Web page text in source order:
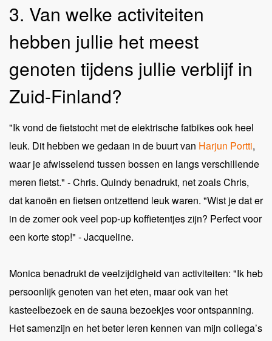
3. Van welke activiteiten
hebben jullie het meest
genoten tijdens jullie verblijf in
Zuid-Finland?
"Ik vond de fietstocht met de elektrische fatbikes ook heel
leuk. Dit hebben we gedaan in de buurt van Harjun Portti,
waar je afwisselend tussen bossen en langs verschillende
meren fietst." - Chris. Quindy benadrukt, net zoals Chris,
dat kanoën en fietsen ontzettend leuk waren. "Wist je dat er
in de zomer ook veel pop-up koffietentjes zijn? Perfect voor
een korte stop!" - Jacqueline.
Monica benadrukt de veelzijdigheid van activiteiten: "Ik heb
persoonlijk genoten van het eten, maar ook van het
kasteelbezoek en de sauna bezoekjes voor ontspanning.
Het samenzijn en het beter leren kennen van mijn collega’s